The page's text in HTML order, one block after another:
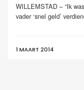
WILLEMSTAD – “Ik
vader ‘snel geld’
1 MAART 2014